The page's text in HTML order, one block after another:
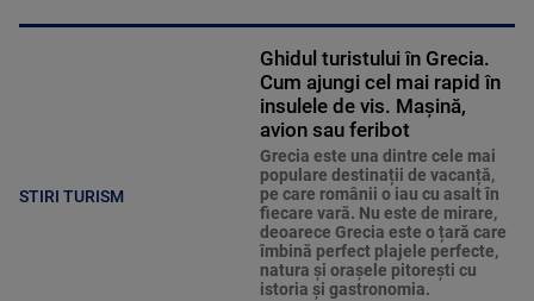
STIRI TURISM
Ghidul turistului în Grecia.
Cum ajungi cel mai rapid în
insulele de vis. Mașină,
avion sau feribot
Grecia este una dintre cele mai
populare destinații de vacanță,
pe care românii o iau cu asalt în
fiecare vară. Nu este de mirare,
deoarece Grecia este o țară care
îmbină perfect plajele perfecte,
natura și orașele pitorești cu
istoria și gastronomia.